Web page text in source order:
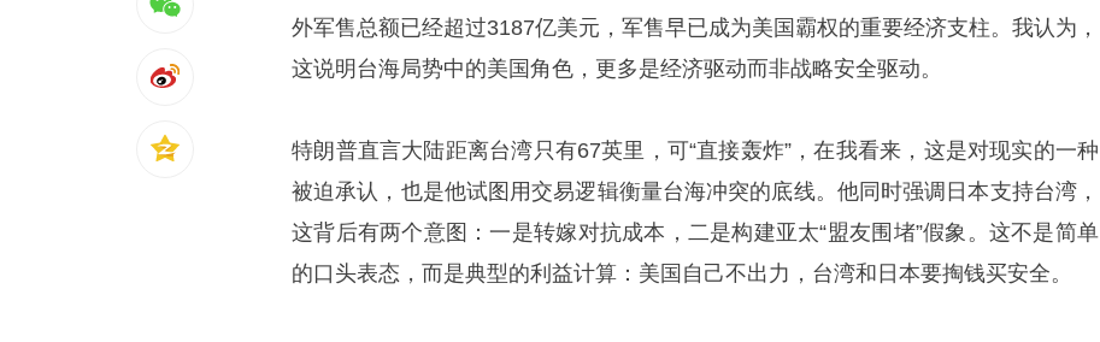
外军售总额已经超过3187亿美元，军售早已成为美国霸权的重要经济支柱。我认为，
这说明台海局势中的美国角色，更多是经济驱动而非战略安全驱动。
​特朗普直言大陆距离台湾只有67英里，可“直接轰炸”，在我看来，这是对现实的一种
被迫承认，也是他试图用交易逻辑衡量台海冲突的底线。他同时强调日本支持台湾，
这背后有两个意图：一是转嫁对抗成本，二是构建亚太“盟友围堵”假象。这不是简单
的口头表态，而是典型的利益计算：美国自己不出力，台湾和日本要掏钱买安全。